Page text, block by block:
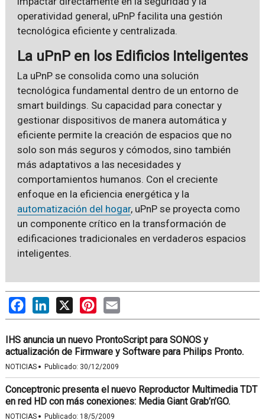
operatividad general, uPnP facilita una gestión
tecnológica eficiente y centralizada.
La uPnP en los Edificios Inteligentes
La uPnP se consolida como una solución
tecnológica fundamental dentro de un entorno de
smart buildings. Su capacidad para conectar y
gestionar dispositivos de manera automática y
eficiente permite la creación de espacios que no
solo son más seguros y cómodos, sino también
más adaptativos a las necesidades y
comportamientos humanos. Con el creciente
enfoque en la eficiencia energética y la
automatización del hogar, uPnP se proyecta como
un componente crítico en la transformación de
edificaciones tradicionales en verdaderos espacios
inteligentes.
FacebookLinkedIn
X PinterestEmail
IHS anuncia un nuevo ProntoScript para SONOS y
actualización de Firmware y Software para Philips Pronto.
NOTICIAS · Publicado: 30/12/2009
Conceptronic presenta el nuevo Reproductor Multimedia TDT
en red HD con más conexiones: Media Giant Grab’n’GO.
NOTICIAS Publicado: 18/5/2009